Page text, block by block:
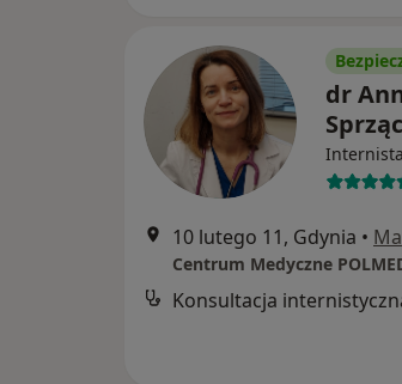
dr
Internista
10 lutego 11, Gdynia •
Centrum Medyczne
Konsultacja